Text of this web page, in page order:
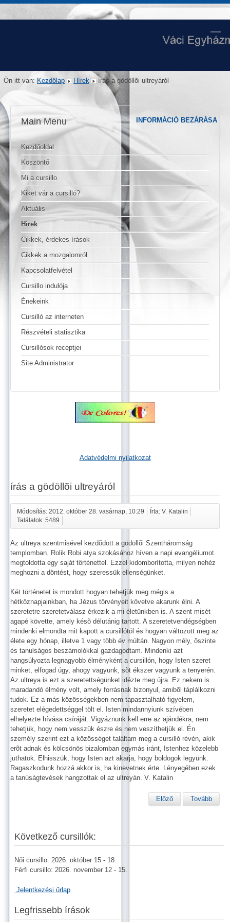
Ön itt van: Kezdőlap Hírek írás a gödöllõi ultreyáról
Main Menu
Kezdőoldal
Köszöntő
Mi a cursillo
Kiket vár a cursilló?
Aktuális
Hírek
Cikkek, érdekes írások
Cikkek a mozgalomról
Kapcsolatfelvétel
Cursillo indulója
Énekeink
Cursilló az interneten
Részvételi statisztika
Cursillósok receptjei
Site Administrator
Adatvédelmi nyilatkozat
írás a gödöllõi ultreyáról
Módosítás: 2012. október 28. vasárnap, 10:29
Írta: V. Katalin
Találatok: 5489
Az ultreya szentmisével kezdõdött a gödöllõi Szentháromság
templomban. Rolik Robi atya szokásához híven a napi evangéliumot
megtoldotta egy saját történettel. Ezzel kidomborította, milyen nehéz
meghozni a döntést, hogy szeressük ellenségünket.
Két történetet is mondott hogyan tehetjük meg mégis a
hétköznapjainkban, ha Jézus törvényeit követve akarunk élni. A
szeretetre szeretetválasz érkezik a mi életünkben is. A szent misét
agapé követte, amely késõ délutánig tartott. A szeretetvendégségben
mindenki elmondta mit kapott a cursillótól és hogyan változott meg az
élete egy hónap, illetve 1 vagy több év múltán. Nagyon mély, õszinte
és tanulságos beszámolókkal gazdagodtam. Mindenki azt
hangsúlyozta legnagyobb élményként a cursillón, hogy Isten szeret
minket, elfogad úgy, ahogy vagyunk, sõt ékszer vagyunk a tenyerén.
Az ultreya is ezt a szeretettségünket idézte meg újra. Ez nekem is
maradandó élmény volt, amely forrásnak bizonyul, amibõl táplálkozni
tudok. Ez a más közösségekben nem tapasztalható figyelem,
szeretet elégedettséggel tölt el. Isten mindannyiunk szívében
elhelyezte hívása csíráját. Vigyáznunk kell erre az ajándékra, nem
tehetjük, hogy nem vesszük észre és nem veszíthetjük el. Én
személy szerint ezt a közösséget találtam meg a cursilló révén, akik
erõt adnak és kölcsönös bizalomban egymás iránt, Istenhez közelebb
juthatok. Elhisszük, hogy Isten azt akarja, hogy boldogok legyünk.
Ragaszkodunk hozzá akkor is, ha kinevetnek érte. Lényegében ezek
a tanúságtevések hangzottak el az ultreyán. V. Katalin
Előző Tovább
INFORMÁCIÓ BEZÁRÁSA
Következő cursillók:
Női cursillo: 2026. október 15 - 18.
Férfi cursillo: 2026. november 12 - 15.
Jelentkezési űrlap
Legfrissebb írások